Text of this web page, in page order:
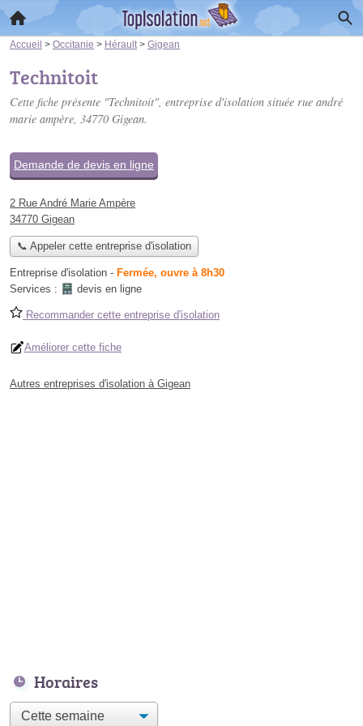
Accueil > Occitanie > Hérault > Gigean
Technitoit
Cette fiche présente "Technitoit", entreprise d'isolation située rue andré
marie ampère, 34770 Gigean.
Demande de devis en ligne
2 Rue André Marie Ampère
34770 Gigean
📞 Appeler cette entreprise d'isolation
Entreprise d'isolation - Fermée, ouvre à 8h30
Services :
devis en ligne
Recommander cette entreprise d'isolation
Améliorer cette fiche
Autres entreprises d'isolation à Gigean
Horaires